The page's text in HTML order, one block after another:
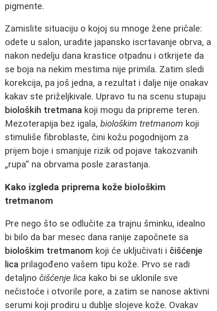
pigmente.
Zamislite situaciju o kojoj su mnoge žene pričale:
odete u salon, uradite japansko iscrtavanje obrva, a
nakon nedelju dana krastice otpadnu i otkrijete da
se boja na nekim mestima nije primila. Zatim sledi
korekcija, pa još jedna, a rezultat i dalje nije onakav
kakav ste priželjkivale. Upravo tu na scenu stupaju
bioloških tretmana koji mogu da pripreme teren.
Mezoterapija bez igala, biološkim tretmanom koji
stimuliše fibroblaste, čini kožu pogodnijom za
prijem boje i smanjuje rizik od pojave takozvanih
„rupa“ na obrvama posle zarastanja.
Kako izgleda priprema kože biološkim
tretmanom
Pre nego što se odlučite za trajnu šminku, idealno
bi bilo da bar mesec dana ranije započnete sa
biološkim tretmanom koji će uključivati i čišćenje
lica prilagođeno vašem tipu kože. Prvo se radi
detaljno čišćenje lica kako bi se uklonile sve
nečistoće i otvorile pore, a zatim se nanose aktivni
serumi koji prodiru u dublje slojeve kože. Ovakav